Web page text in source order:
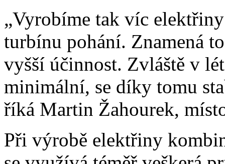
„Vyrobíme tak víc
turbínu pohání. Znamená
vyšší účinnost. Zvláště v
minimální, se díky tomu
říká Martin Žahourek,
Při výrobě elektřiny